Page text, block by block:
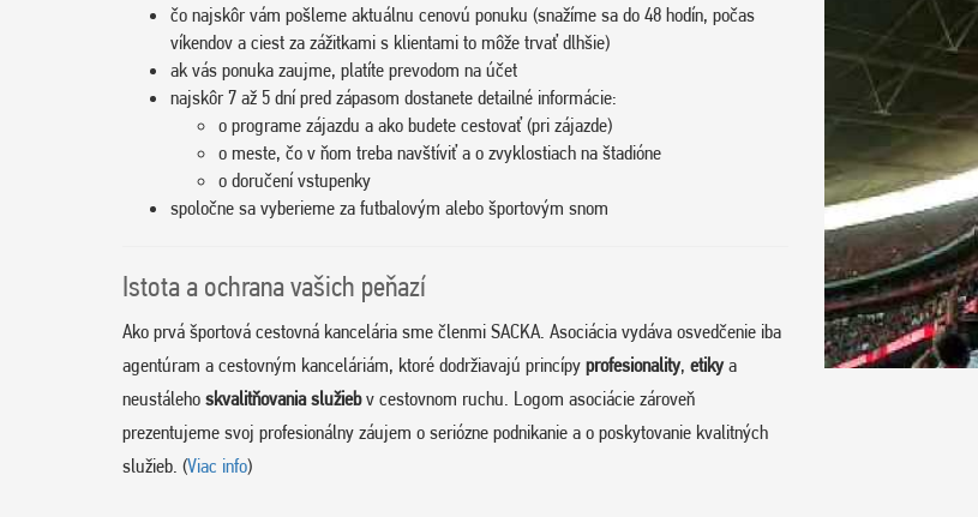
čo najskôr vám pošleme aktuálnu cenovú ponuku (snažíme sa do 48 hodín, počas
víkendov a ciest za zážitkami s klientami to môže trvať dlhšie)
ak vás ponuka zaujme, platíte prevodom na účet
najskôr 7 až 5 dní pred zápasom dostanete detailné informácie:
o programe zájazdu a ako budete cestovať (pri zájazde)
o meste, čo v ňom treba navštíviť a o zvyklostiach na štadióne
o doručení vstupenky
spoločne sa vyberieme za futbalovým alebo športovým snom
Istota a ochrana vašich peňazí
Ako prvá športová cestovná kancelária sme členmi SACKA. Asociácia vydáva osvedčenie iba
agentúram a cestovným kanceláriám, ktoré dodržiavajú princípy profesionality, etikya
neustáleho skvalitňovania služiebv cestovnom ruchu. Logom asociácie zároveň
prezentujeme svoj profesionálny záujem o seriózne podnikanie a o poskytovanie kvalitných
služieb. (Viac info)